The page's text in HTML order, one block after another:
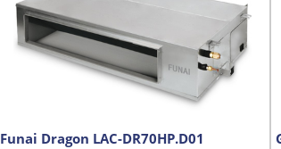
Funai Dragon LAC-DR70HP.D01